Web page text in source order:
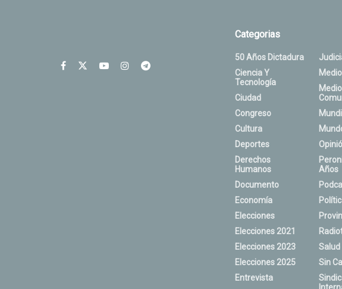
Categorias
50 Años Dictadura
Ciencia Y
Tecnología
Ciudad
Congreso
Cultura
Deportes
Derechos
Humanos
Documento
Economía
Elecciones
Elecciones 2021
Elecciones 2023
Elecciones 2025
Entrevista
Años
Salud
Sin